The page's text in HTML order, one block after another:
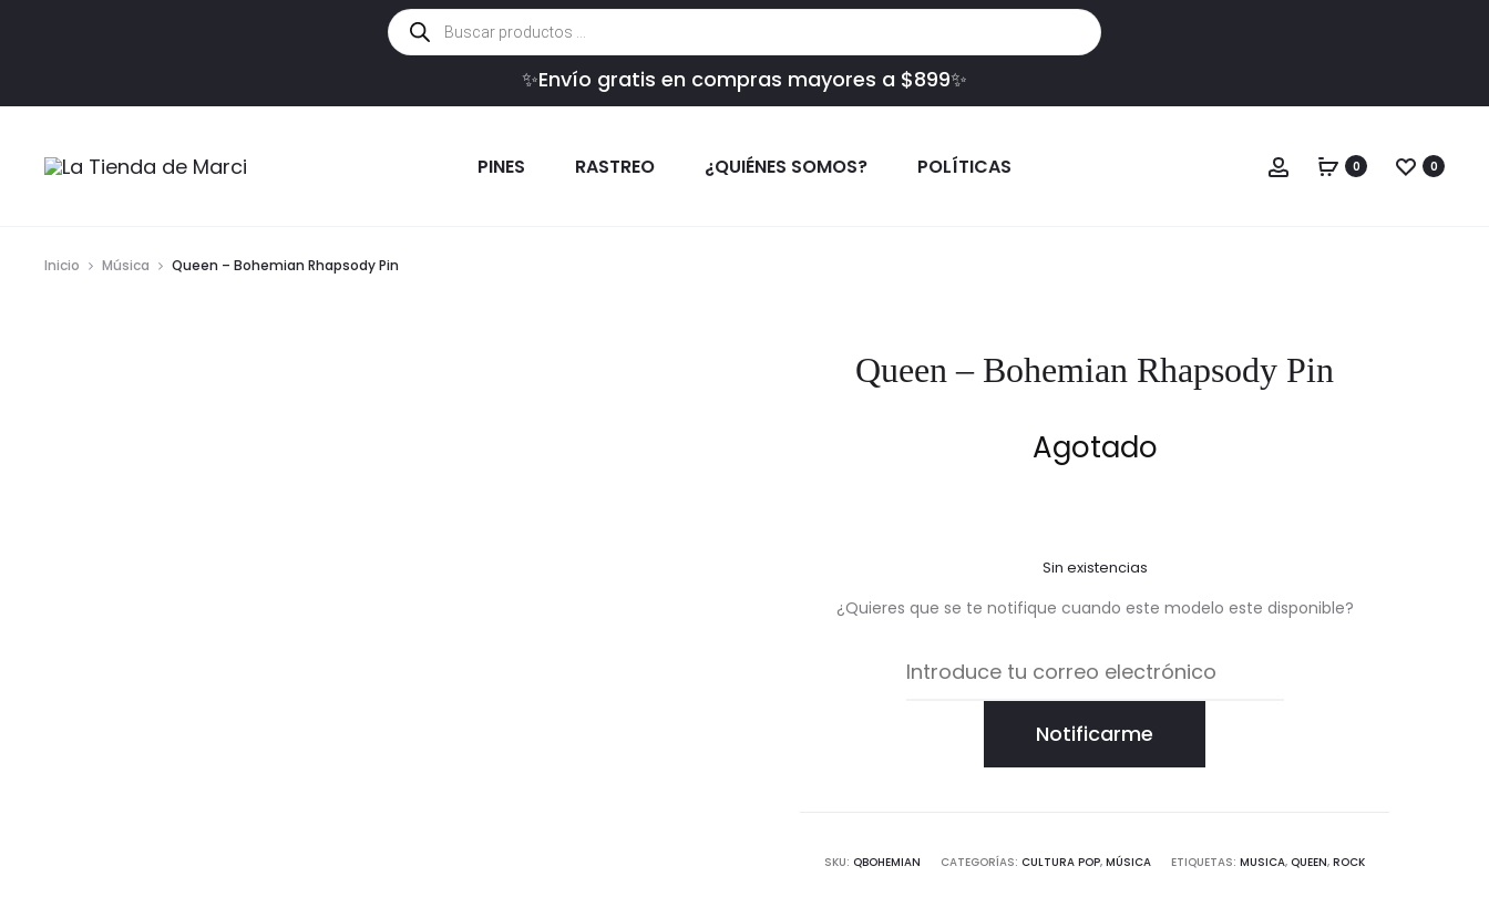
Búsqueda
de
productos
✨Envío gratis en compras mayores a $899✨
PINES RASTREO ¿QUIÉNES SOMOS? POLÍTICAS Cuenta
0 0
Inicio Música Queen – Bohemian Rhapsody Pin
Queen – Bohemian Rhapsody Pin
Agotado
Sin existencias
¿Quieres que se te notifique cuando este modelo este disponible?
Notificarme
SKU: QBOHEMIAN CATEGORÍAS: CULTURA POP, MÚSICA ETIQUETAS: MUSICA, QUEEN, ROCK